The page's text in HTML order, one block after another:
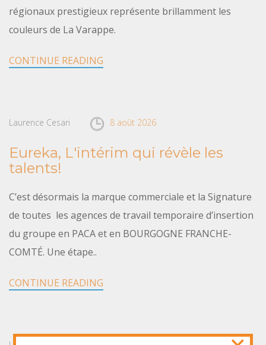
régionaux prestigieux représente brillamment les
couleurs de La Varappe.
CONTINUE READING
Laurence Cesari 8 août 2026
Eureka, L'intérim qui révèle les
talents!
C’est désormais la marque commerciale et la Signature
de toutes les agences de travail temporaire d’insertion
du groupe en PACA et en BOURGOGNE FRANCHE-
COMTÉ. Une étape..
CONTINUE READING